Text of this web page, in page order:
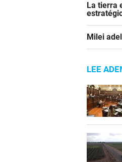
La tierra
Milei
LEE